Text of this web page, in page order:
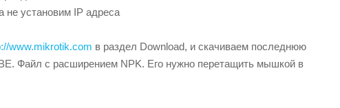
не установим IP адреса
www.mikrotik.com в раздел Download, и скачиваем последнюю
Файл с расширением NPK. Его нужно перетащить мышкой в